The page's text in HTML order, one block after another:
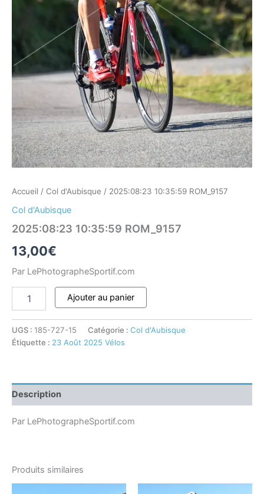
Accueil / Col d'Aubisque / 2025:08:23 10:35:59 ROM_9157
Col d'Aubisque
2025:08:23 10:35:59 ROM_9157
13,00€
Par LePhotographeSportif.com
Ajouter au panier
UGS : 185-727-15 Catégorie : Col d'Aubisque
Étiquette : 23 Août 2025 Vélos
Description
Par LePhotographeSportif.com
Produits similaires